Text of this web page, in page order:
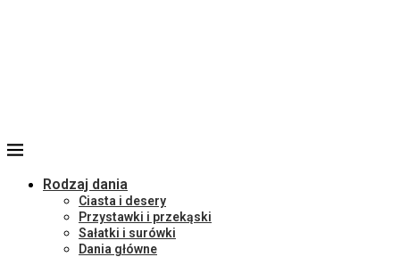
Rodzaj dania
Ciasta i desery
Przystawki i przekąski
Sałatki i surówki
Dania główne